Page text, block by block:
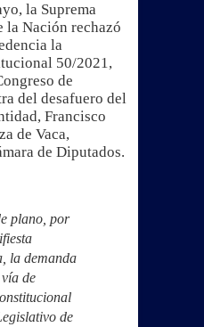
la Suprema
la Nación rechazó
la
50/2021,
de
del desafuero del
Francisco
de Vaca,
de Diputados.
plano, por
la demanda
de
de